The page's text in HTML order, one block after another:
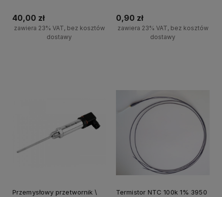
40,00 zł
zawiera 23% VAT, bez kosztów
dostawy
PT100
0,90 zł
zawiera 23% VAT, bez kosztów
dostawy
Przemysłowy przetwornik \
Termistor NTC 100k 1% 3950